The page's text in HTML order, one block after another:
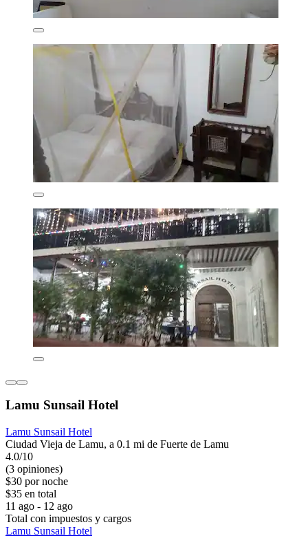
Lamu Sunsail Hotel
Lamu Sunsail Hotel
Ciudad Vieja de Lamu, a 0.1 mi de Fuerte de Lamu
4.0/10
(3 opiniones)
$30 por noche
$35 en total
11 ago - 12 ago
Total con impuestos y cargos
Lamu Sunsail Hotel